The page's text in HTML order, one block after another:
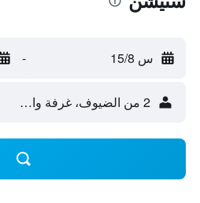
س 15/8 -
2 من الضيوف، غرفة واحدة